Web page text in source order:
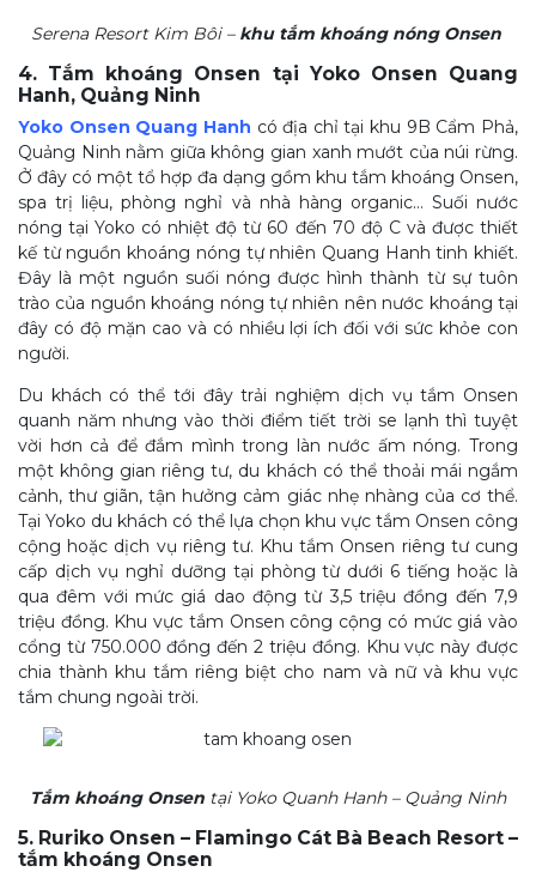
Serena Resort Kim Bôi – khu tắm khoáng nóng Onsen
4. Tắm khoáng Onsen tại Yoko Onsen Quang
Hanh, Quảng Ninh
Yoko Onsen Quang Hanh có địa chỉ tại khu 9B Cẩm Phả,
Quảng Ninh nằm giữa không gian xanh mướt của núi rừng.
Ở đây có một tổ hợp đa dạng gồm khu tắm khoáng Onsen,
spa trị liệu, phòng nghỉ và nhà hàng organic… Suối nước
nóng tại Yoko có nhiệt độ từ 60 đến 70 độ C và được thiết
kế từ nguồn khoáng nóng tự nhiên Quang Hanh tinh khiết.
Đây là một nguồn suối nóng được hình thành từ sự tuôn
trào của nguồn khoáng nóng tự nhiên nên nước khoáng tại
đây có độ mặn cao và có nhiều lợi ích đối với sức khỏe con
người.
Du khách có thể tới đây trải nghiệm dịch vụ tắm Onsen
quanh năm nhưng vào thời điểm tiết trời se lạnh thì tuyệt
vời hơn cả để đắm mình trong làn nước ấm nóng. Trong
một không gian riêng tư, du khách có thể thoải mái ngắm
cảnh, thư giãn, tận hưởng cảm giác nhẹ nhàng của cơ thể.
Tại Yoko du khách có thể lựa chọn khu vực tắm Onsen công
cộng hoặc dịch vụ riêng tư. Khu tắm Onsen riêng tư cung
cấp dịch vụ nghỉ dưỡng tại phòng từ dưới 6 tiếng hoặc là
qua đêm với mức giá dao động từ 3,5 triệu đồng đến 7,9
triệu đồng. Khu vực tắm Onsen công cộng có mức giá vào
cổng từ 750.000 đồng đến 2 triệu đồng. Khu vực này được
chia thành khu tắm riêng biệt cho nam và nữ và khu vực
tắm chung ngoài trời.
Tắm khoáng Onsen tại Yoko Quanh Hanh – Quảng Ninh
5. Ruriko Onsen – Flamingo Cát Bà Beach Resort –
tắm khoáng Onsen